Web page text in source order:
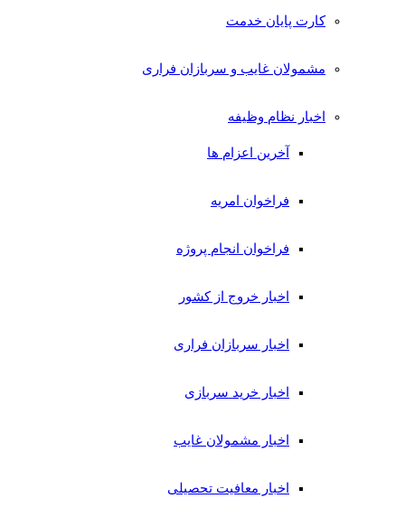
کارت پایان خدمت
مشمولان غایب و سربازان فراری
اخبار نظام وظیفه
آخرین اعزام ها
فراخوان امریه
فراخوان انجام پروژه
اخبار خروج از کشور
اخبار سربازان فراری
اخبار خرید سربازی
اخبار مشمولان غایب
اخبار معافیت تحصیلی